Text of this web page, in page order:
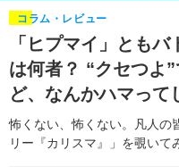
ゲーム
イベント
海外イベント
俳優・タレント
ビジネス
アニメ
書評
ゲーム
動画
アニメ
アニメ！アニメ！TV
連載・コラム
「ヒプマイ」とも
は何者？ “クセつよ
ど、なんかハマって
怖くない、怖くない。凡人の
リー『カリスマ』」を覗いて
コラム・レビュー